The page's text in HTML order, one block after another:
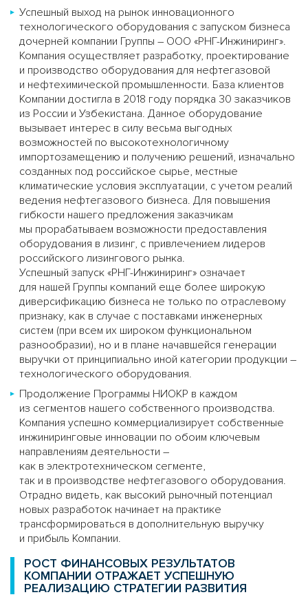
Успешный выход на рынок инновационного
технологического оборудования с запуском бизнеса
дочерней компании Группы – ООО «РНГ-Инжиниринг».
Компания осуществляет разработку, проектирование
и производство оборудования для нефтегазовой
и нефтехимической промышленности. База клиентов
Компании достигла в 2018 году порядка 30 заказчиков
из России и Узбекистана. Данное оборудование
вызывает интерес в силу весьма выгодных
возможностей по высокотехнологичному
импортозамещению и получению решений, изначально
созданных под российское сырье, местные
климатические условия эксплуатации, с учетом реалий
ведения нефтегазового бизнеса. Для повышения
гибкости нашего предложения заказчикам
мы прорабатываем возможности предоставления
оборудования в лизинг, с привлечением лидеров
российского лизингового рынка.
Успешный запуск «РНГ-Инжиниринг» означает
для нашей Группы компаний еще более широкую
диверсификацию бизнеса не только по отраслевому
признаку, как в случае с поставками инженерных
систем (при всем их широком функциональном
разнообразии), но и в плане начавшейся генерации
выручки от принципиально иной категории продукции –
технологического оборудования.
Продолжение Программы НИОКР в каждом
из сегментов нашего собственного производства.
Компания успешно коммерциализирует собственные
инжиниринговые инновации по обоим ключевым
направлениям деятельности –
как в электротехническом сегменте,
так и в производстве нефтегазового оборудования.
Отрадно видеть, как высокий рыночный потенциал
новых разработок начинает на практике
трансформироваться в дополнительную выручку
и прибыль Компании.
РОСТ ФИНАНСОВЫХ РЕЗУЛЬТАТОВ
КОМПАНИИ ОТРАЖАЕТ УСПЕШНУЮ
РЕАЛИЗАЦИЮ СТРАТЕГИИ РАЗВИТИЯ